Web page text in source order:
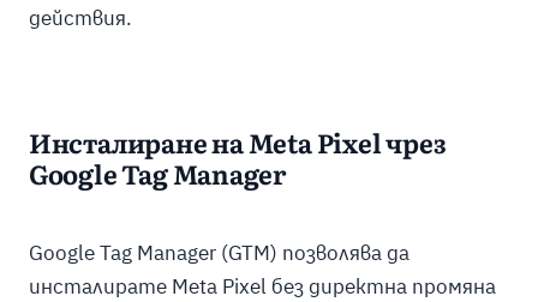
действия.
Инсталиране на Meta Pixel чрез
Google Tag Manager
Google Tag Manager (GTM) позволява да
инсталирате Meta Pixel без директна промяна